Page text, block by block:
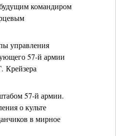
командиром
управления
57-й армии
Крейзера
57-й армии.
о культе
в мирное